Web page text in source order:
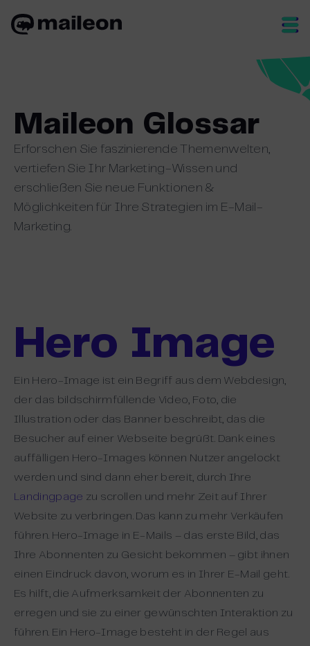
Maileon Glossar
Erforschen Sie faszinierende Themenwelten,
vertiefen Sie Ihr Marketing-Wissen und
erschließen Sie neue Funktionen &
Möglichkeiten für Ihre Strategien im E-Mail-
Marketing.
Hero Image
Ein Hero-Image ist ein Begriff aus dem Webdesign,
der das bildschirmfüllende Video, Foto, die
Illustration oder das Banner beschreibt, das die
Besucher auf einer Webseite begrüßt. Dank eines
auffälligen Hero-Images können Nutzer angelockt
werden und sind dann eher bereit, durch Ihre
Landingpage zu scrollen und mehr Zeit auf Ihrer
Website zu verbringen. Das kann zu mehr Verkäufen
führen. Hero-Image in E-Mails – das erste Bild, das
Ihre Abonnenten zu Gesicht bekommen – gibt ihnen
einen Eindruck davon, worum es in Ihrer E-Mail geht.
Es hilft, die Aufmerksamkeit der Abonnenten zu
erregen und sie zu einer gewünschten Interaktion zu
führen. Ein Hero-Image besteht in der Regel aus